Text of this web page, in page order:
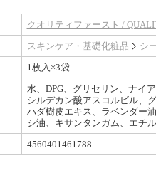
クオリティファースト /
スキンケア・基礎化粧品 シ
1枚入×3袋
水、DPG、グリセリン、ナイ
シルデカン酸アスコルビル、
ハダ樹皮エキス、ラベンダー
シ油、キサンタンガム、エチ
4560401461788